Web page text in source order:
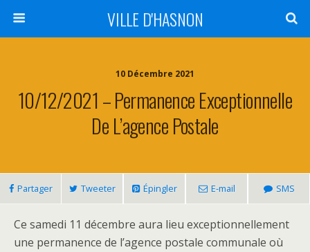
VILLE D'HASNON
10 Décembre 2021
10/12/2021 – Permanence Exceptionnelle
De L’agence Postale
Partager Tweeter Épingler E-mail SMS
Ce samedi 11 décembre aura lieu exceptionnellement
une permanence de l’agence postale communale où